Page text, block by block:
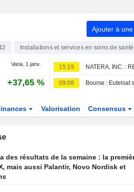
Ajouter à
Installations et services en soins de santé
Varia. 1 janv.
+37,65 %
15:19
09:08
Valorisation Consensus
des résultats de la semaine : la
mais aussi Palantir, Novo Nordisk et